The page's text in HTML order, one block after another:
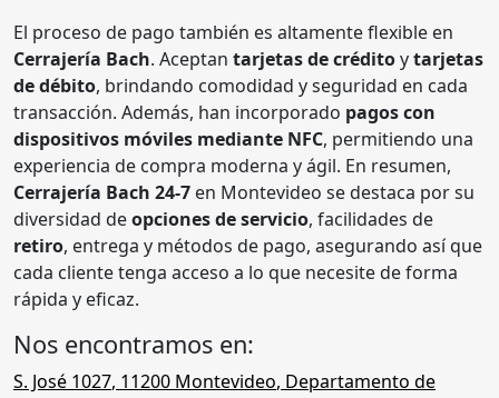
El proceso de pago también es altamente flexible en
Cerrajería Bach. Aceptan tarjetas de créditoytarjetas
de débito, brindando comodidad y seguridad en cada
transacción. Además, han incorporado pagos con
dispositivos móviles mediante NFC, permitiendo una
experiencia de compra moderna y ágil. En resumen,
Cerrajería Bach 24-7 en Montevideo se destaca por su
diversidad deopciones de servicio, facilidades de
retiro, entrega y métodos de pago, asegurando así que
cada cliente tenga acceso a lo que necesite de forma
rápida y eficaz.
Nos encontramos en:
S. José 1027, 11200 Montevideo, Departamento de